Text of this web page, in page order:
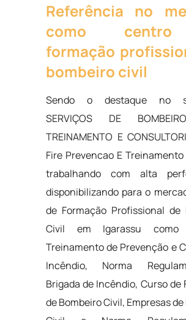
Referência no
como
formação
bombeiro civil
Sendo o destaque no
SERVIÇOS DE
TREINAMENTO E
Fire Prevencao E
trabalhando com alta
disponibilizando para o
de Formação Profissional de
Civil em Igarassu como
Treinamento de Prevenção e
Incêndio, Norma
Brigada de Incêndio, Curso de
de Bombeiro Civil, Empresas